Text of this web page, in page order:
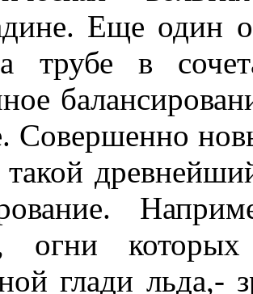
Еще один
трубе в
Совершенно
огни
глади льда,-